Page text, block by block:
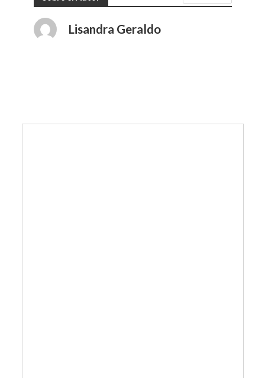
Lisandra Geraldo